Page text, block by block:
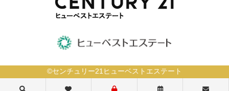
©センチュリー21ヒューベストエステート